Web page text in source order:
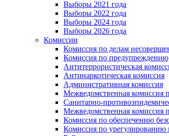
Выборы 2021 года
Выборы 2022 года
Выборы 2024 года
Выборы 2026 года
Комиссии
Комиссия по делам
Комиссия по
Антитеррористическая
Антинаркотическая комиссия
Административная комиссия
Межведомственная комиссия
Санитарно-
Межведомственная комиссия
Комиссия по обеспечению
Комиссия по урегулированию